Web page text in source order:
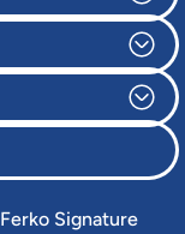
Signature